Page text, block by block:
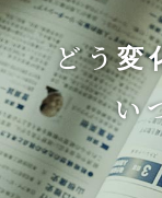
変
どう変
い
変
変
変
変